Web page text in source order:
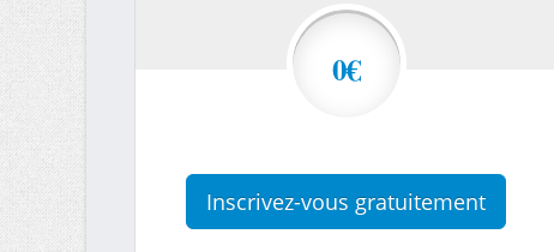
0€
Inscrivez-vous gratuitement